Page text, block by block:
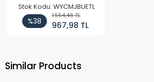
Stok Kodu: WYCMJBUETL
%38
1.554,46 TL
967,98 TL
Similar Products